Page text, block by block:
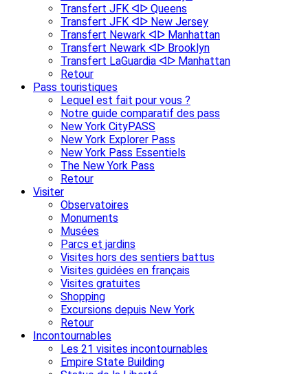
Transfert JFK ᐊᐅ Queens
Transfert JFK ᐊᐅ New Jersey
Transfert Newark ᐊᐅ Manhattan
Transfert Newark ᐊᐅ Brooklyn
Transfert LaGuardia ᐊᐅ Manhattan
Retour
Pass touristiques
Lequel est fait pour vous ?
Notre guide comparatif des pass
New York CityPASS
New York Explorer Pass
New York Pass Essentiels
The New York Pass
Retour
Visiter
Observatoires
Monuments
Musées
Parcs et jardins
Visites hors des sentiers battus
Visites guidées en français
Visites gratuites
Shopping
Excursions depuis New York
Retour
Incontournables
Les 21 visites incontournables
Empire State Building